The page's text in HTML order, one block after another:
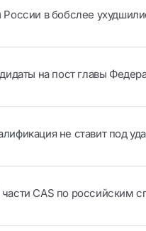
в бобслее
на пост главы
не ставит под
CAS по